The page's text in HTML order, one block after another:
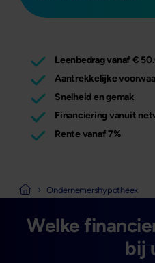
Leenbedrag vanaf €
Aantrekkelijke
Snelheid en gemak
Financiering vanuit
Rente vanaf 7%
Naar de homepage van Mogelijk
Ondernemershypotheek
Welke
bij